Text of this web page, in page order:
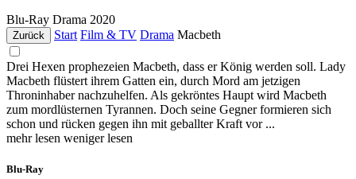
Blu-Ray Drama 2020
Zurück Start Film & TV Drama Macbeth
Drei Hexen prophezeien Macbeth, dass er König werden soll. Lady
Macbeth flüstert ihrem Gatten ein, durch Mord am jetzigen
Throninhaber nachzuhelfen. Als gekröntes Haupt wird Macbeth
zum mordlüsternen Tyrannen. Doch seine Gegner formieren sich
schon und rücken gegen ihn mit geballter Kraft vor ...
mehr lesen weniger lesen
Blu-Ray